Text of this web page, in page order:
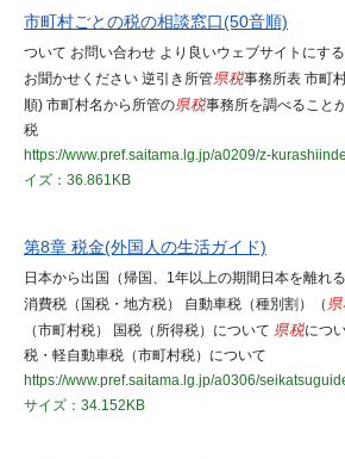
市町村ごとの税の相談窓口(50音順)
ついて お問い合わせ より良いウェブサイトにす
お聞かせください 逆引き所管県税事務所表 市町
順) 市町村名から所管の県税事務所を調べること
税
https://www.pref.saitama.lg.jp/a0209/z-
イズ：36.861KB
第8章 税金(外国人の生活ガイド)
日本から出国（帰国、1年以上の期間日本を離れ
消費税（国税・地方税） 自動車税（種別割）（
（市町村税） 国税（所得税）について 県税につ
税・軽自動車税（市町村税）について
https://www.pref.saitama.lg.jp/a0306/
サイズ：34.152KB